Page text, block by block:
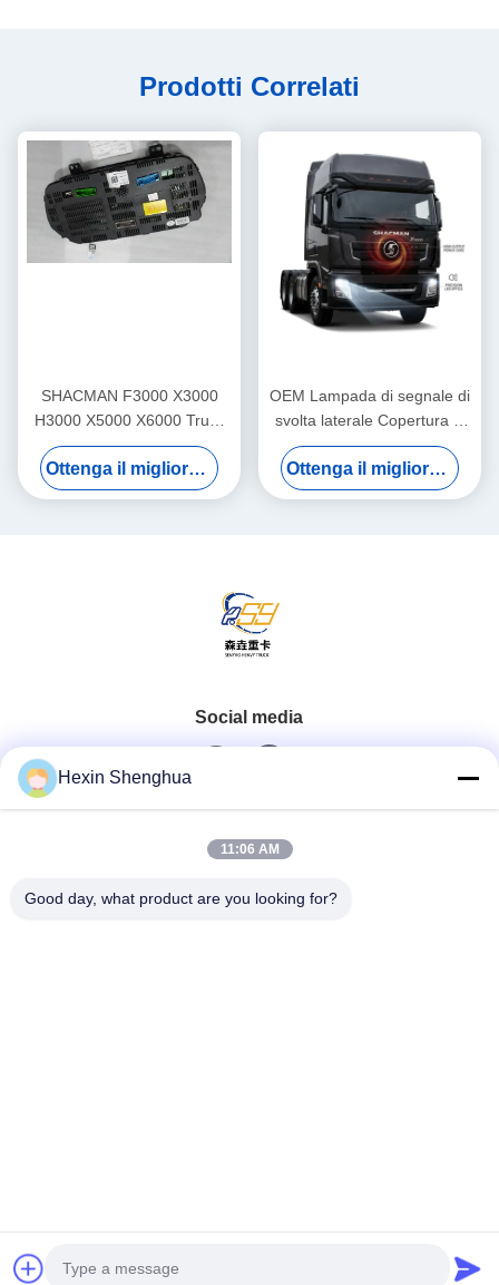
Prodotti Correlati
SHACMAN F3000 X3000
H3000 X5000 X6000 Truck
Dashboard Assemblaggio
Pannello strumentale Cluster
per sostituzione pesante
Ottenga il migliore prezzo
OEM Lampada di segnale di
svolta laterale Copertura di
protezione per carico
pesante Sostituzione diretta
per la serie SHACMAN
Ottenga il migliore prezzo
Social media
Contatto rapido
Senyao Heavy Truck International Trade Co., Ltd. . Tutti i diritti
Hexin Shenghua
11:06 AM
Good day, what product are you looking for?